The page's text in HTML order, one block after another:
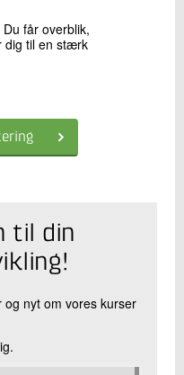
Du får overblik,
dig til en stærk
til din
og nyt om vores kurser